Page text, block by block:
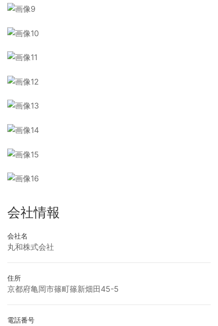
会社情報
会社名
丸和株式会社
住所
京都府亀岡市篠町篠新畑田45-5
電話番号